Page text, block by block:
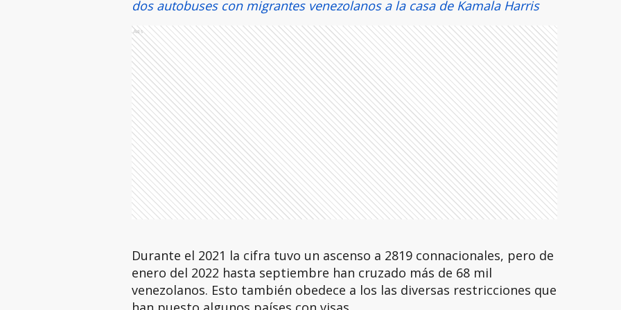
dos autobuses con migrantes venezolanos a la casa de Kamala Harris
Ads
Durante el 2021 la cifra tuvo un ascenso a 2819 connacionales, pero de
enero del 2022 hasta septiembre han cruzado más de 68 mil
venezolanos. Esto también obedece a los las diversas restricciones que